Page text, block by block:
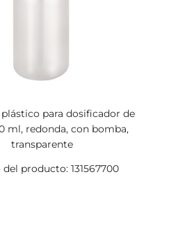
para dosificador de
ml, redonda, con bomba,
transparente
producto: 131567700